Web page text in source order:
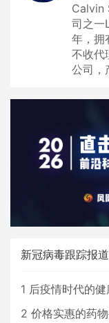
Calvin
司之一
年，拥
不收代
公司，
新冠病毒跟踪报道
1 后疫情时代的
2 价格实惠的药